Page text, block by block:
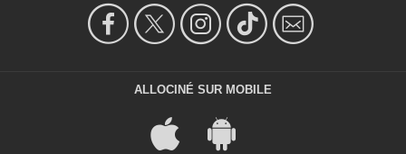
ALLOCINÉ SUR MOBILE